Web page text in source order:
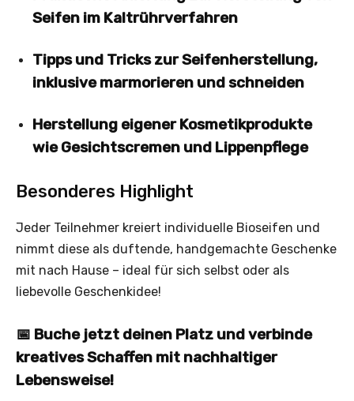
Seifen im Kaltrührverfahren
Tipps und Tricks zur Seifenherstellung,
inklusive marmorieren und schneiden
Herstellung eigener Kosmetikprodukte
wie Gesichtscremen und Lippenpflege
Besonderes Highlight
Jeder Teilnehmer kreiert individuelle Bioseifen und
nimmt diese als duftende, handgemachte Geschenke
mit nach Hause – ideal für sich selbst oder als
liebevolle Geschenkidee!
📅 Buche jetzt deinen Platz und verbinde
kreatives Schaffen mit nachhaltiger
Lebensweise!